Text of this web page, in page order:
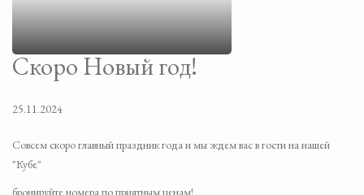
Скоро Новый год!
25.11.2024
Совсем скоро главный праздник года и мы ждем вас в гости на нашей
"Кубе"
бронируйте номера по приятным ценам!